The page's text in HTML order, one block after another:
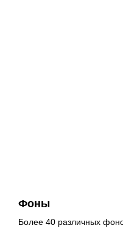
Фоны
Более 40 различных